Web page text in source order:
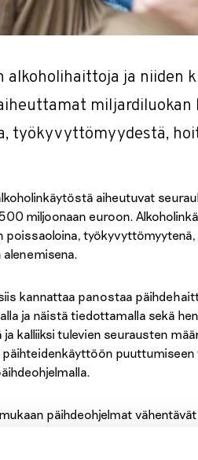
alkoholihaittoja ja niiden
työkyvyttömyydestä,
aiheutuvat
miljoonaan euroon.
poissaoloina,
kannattaa panostaa
ja näistä tiedottamalla sekä
kalliiksi tulevien seurausten
päihdeohjelmat
Työterveyspalveluilla on myös
alkoholinkäytön puheeksiotto